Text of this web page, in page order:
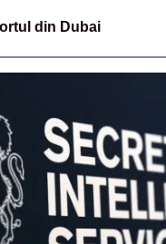
din Dubai